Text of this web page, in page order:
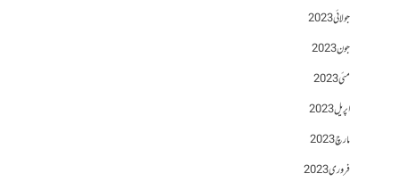
جولائی 2023
جون 2023
مئی 2023
اپریل 2023
مارچ 2023
فروری 2023